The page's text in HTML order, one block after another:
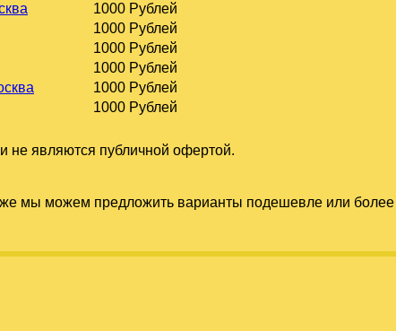
1000 Рублей
1000 Рублей
1000 Рублей
1000 Рублей
1000 Рублей
1000 Рублей
не являются публичной офертой.
мы можем предложить варианты подешевле или